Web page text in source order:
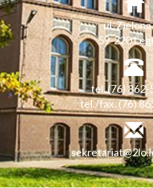
ul. Zielona
59-220
tel. (76) 862-
tel./fax. (76)